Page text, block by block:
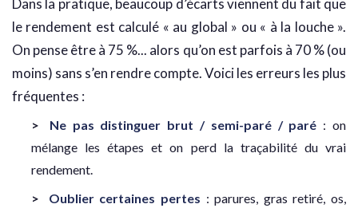
Dans la pratique, beaucoup d’écarts viennent du fait que
le rendement est calculé « au global » ou « à la louche ».
On pense être à 75 %... alors qu’on est parfois à 70 % (ou
moins) sans s’en rendre compte. Voici les erreurs les plus
fréquentes :
Ne pas distinguer brut / semi-paré / paré : on
mélange les étapes et on perd la traçabilité du vrai
rendement.
Oublier certaines pertes : parures, gras retiré, os,